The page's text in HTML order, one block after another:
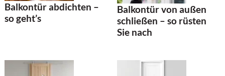
Balkontür abdichten –
so geht’s
Balkontür von außen
schließen – so rüsten
Sie nach